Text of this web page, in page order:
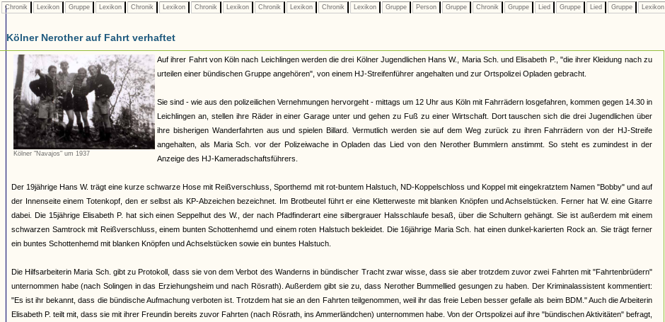
Chronik Lexikon Gruppe Lexikon Chronik Lexikon Chronik Lexikon Chronik Lexikon Chronik Lexikon Gruppe Person Gruppe Chronik Gruppe Lied Gruppe Lied Gruppe Lexikon
Kölner Nerother auf Fahrt verhaftet
Kölner "Navajos" um 1937
Auf ihrer Fahrt von Köln nach Leichlingen werden die drei Kölner Jugendlichen Hans W., Maria Sch. und Elisabeth P., "die ihrer Kleidung nach zu
urteilen einer bündischen Gruppe angehören", von einem HJ-Streifenführer angehalten und zur Ortspolizei Opladen gebracht.
Sie sind - wie aus den polizeilichen Vernehmungen hervorgeht - mittags um 12 Uhr aus Köln mit Fahrrädern losgefahren, kommen gegen 14.30 in
Leichlingen an, stellen ihre Räder in einer Garage unter und gehen zu Fuß zu einer Wirtschaft. Dort tauschen sich die drei Jugendlichen über
ihre bisherigen Wanderfahrten aus und spielen Billard. Vermutlich werden sie auf dem Weg zurück zu ihren Fahrrädern von der HJ-Streife
angehalten, als Maria Sch. vor der Polizeiwache in Opladen das Lied von den Nerother Bummlern anstimmt. So steht es zumindest in der
Anzeige des HJ-Kameradschaftsführers.
Der 19jährige Hans W. trägt eine kurze schwarze Hose mit Reißverschluss, Sporthemd mit rot-buntem Halstuch, ND-Koppelschloss und Koppel mit eingekratztem Namen "Bobby" und auf
der Innenseite einem Totenkopf, den er selbst als KP-Abzeichen bezeichnet. Im Brotbeutel führt er eine Kletterweste mit blanken Knöpfen und Achselstücken. Ferner hat W. eine Gitarre
dabei. Die 15jährige Elisabeth P. hat sich einen Seppelhut des W., der nach Pfadfinderart eine silbergrauer Halsschlaufe besaß, über die Schultern gehängt. Sie ist außerdem mit einem
schwarzen Samtrock mit Reißverschluss, einem bunten Schottenhemd und einem roten Halstuch bekleidet. Die 16jährige Maria Sch. hat einen dunkel-karierten Rock an. Sie trägt ferner
ein buntes Schottenhemd mit blanken Knöpfen und Achselstücken sowie ein buntes Halstuch.
Die Hilfsarbeiterin Maria Sch. gibt zu Protokoll, dass sie von dem Verbot des Wanderns in bündischer Tracht zwar wisse, dass sie aber trotzdem zuvor zwei Fahrten mit "Fahrtenbrüdern"
unternommen habe (nach Solingen in das Erziehungsheim und nach Rösrath). Außerdem gibt sie zu, dass Nerother Bummellied gesungen zu haben. Der Kriminalassistent kommentiert:
"Es ist ihr bekannt, dass die bündische Aufmachung verboten ist. Trotzdem hat sie an den Fahrten teilgenommen, weil ihr das freie Leben besser gefalle als beim BDM." Auch die Arbeiterin
Elisabeth P. teilt mit, dass sie mit ihrer Freundin bereits zuvor Fahrten (nach Rösrath, ins Ammerländchen) unternommen habe. Von der Ortspolizei auf ihre "bündischen Aktivitäten" befragt,